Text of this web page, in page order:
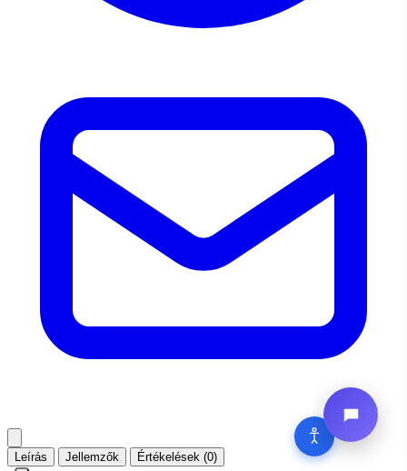
Leírás Jellemzők Értékelések (0)